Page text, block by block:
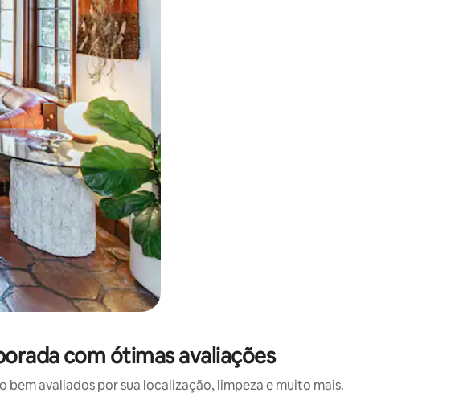
ou tocando e deslizando o dedo na tela.
com ótimas avaliações
avaliados por sua localização, limpeza e muito mais.